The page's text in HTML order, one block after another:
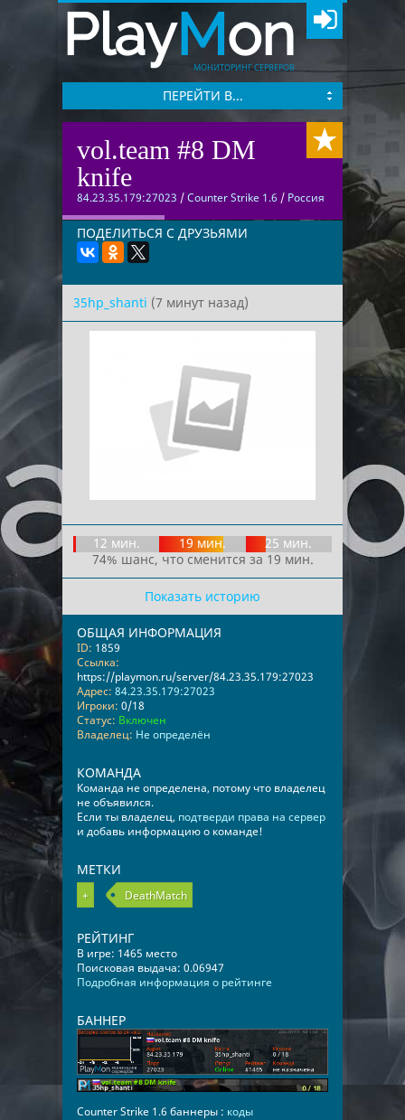
PlayMon
МОНИТОРИНГ СЕРВЕРОВ
ПЕРЕЙТИ В...
vol.team #8 DM
knife
84.23.35.179:27023 /Counter Strike 1.6 / Россия
ПОДЕЛИТЬСЯ С ДРУЗЬЯМИ
35hp_shanti (7 минут назад)
12 мин. 19 мин.
25 мин.
74% шанс, что сменится за 19 мин.
Показать историю
ОБЩАЯ ИНФОРМАЦИЯ
ID: 1859
Ссылка:
https://playmon.ru/server/84.23.35.179:27023
Адрес: 84.23.35.179:27023
Игроки: 0/18
Статус: Включен
Владелец: Не определён
КОМАНДА
Команда не определена, потому что владелец
не объявился.
Если ты владелец, подтверди права на сервер
и добавь информацию о команде!
МЕТКИ
+ DeathMatch
РЕЙТИНГ
В игре: 1465 место
Поисковая выдача: 0.06947
Подробная информация о рейтинге
БАННЕР
Counter Strike 1.6 баннеры : коды